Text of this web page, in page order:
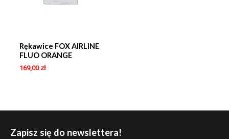
Rękawice FOX AIRLINE
FLUO ORANGE
169,00 zł
Zapisz się do newslettera!